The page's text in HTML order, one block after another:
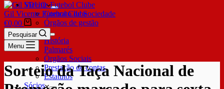
SDUQ
Contrato de Sociedade
Órgãos de gestão
Clube
História
Palmarés
Órgãos Sociais
Prestação de contas
Estatutos
Sócios
Gil Vicente Futebol Clube
€0,00
Pesquisar
Menu
Sorteio da Taça Nacional de